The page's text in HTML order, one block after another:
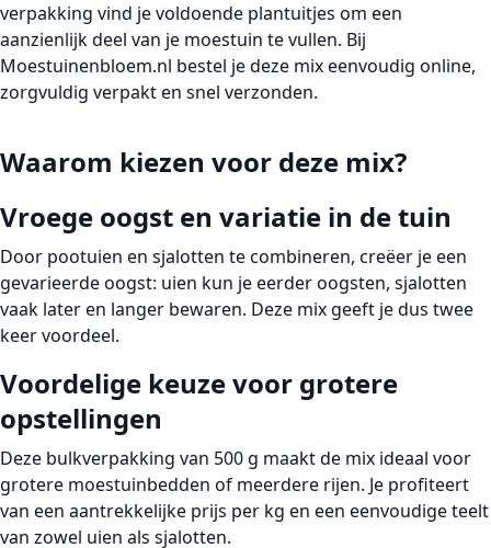
verpakking vind je voldoende plantuitjes om een
aanzienlijk deel van je moestuin te vullen. Bij
Moestuinenbloem.nl bestel je deze mix eenvoudig online,
zorgvuldig verpakt en snel verzonden.
Waarom kiezen voor deze mix?
Vroege oogst en variatie in de tuin
Door pootuien en sjalotten te combineren, creëer je een
gevarieerde oogst: uien kun je eerder oogsten, sjalotten
vaak later en langer bewaren. Deze mix geeft je dus twee
keer voordeel.
Voordelige keuze voor grotere
opstellingen
Deze bulkverpakking van 500 g maakt de mix ideaal voor
grotere moestuinbedden of meerdere rijen. Je profiteert
van een aantrekkelijke prijs per kg en een eenvoudige teelt
van zowel uien als sjalotten.